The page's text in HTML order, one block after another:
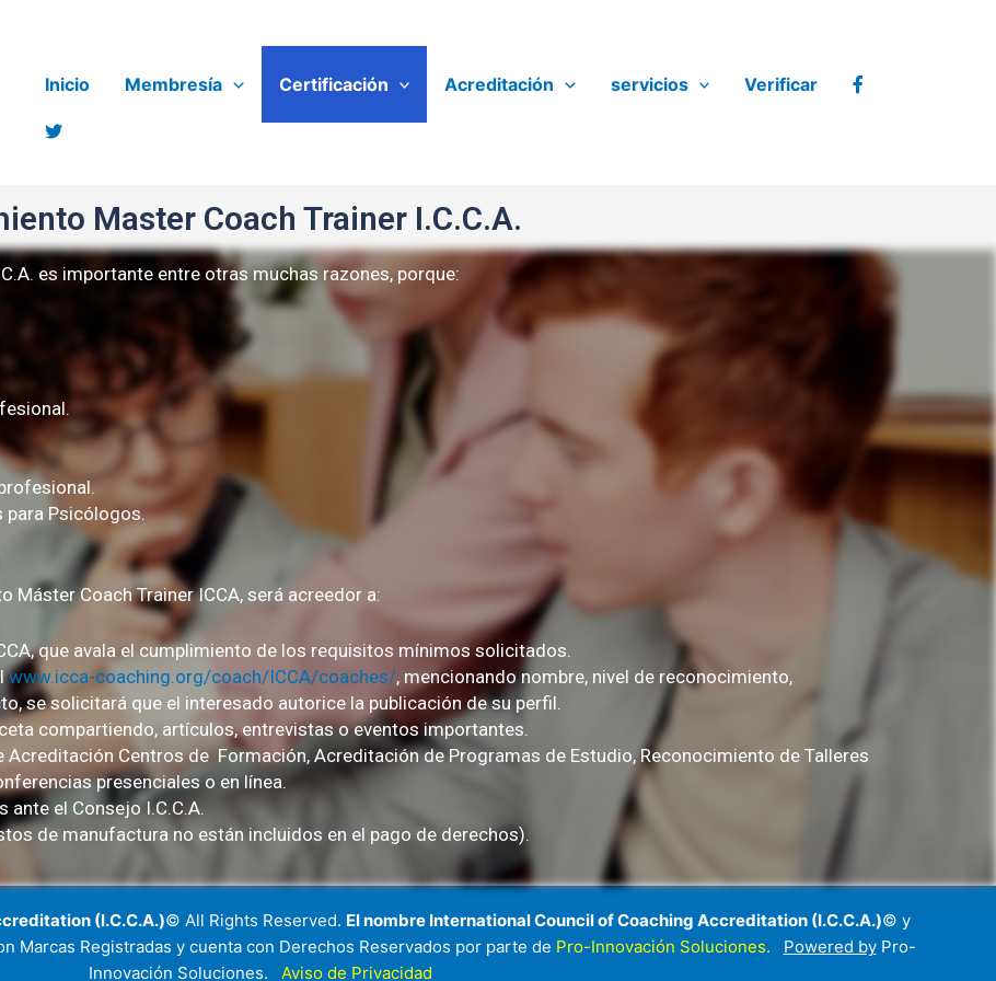
Inicio Membresía Certificación Acreditación servicios Verificar
Master Coach Trainer I.C.C.A.
es importante entre otras muchas razones, porque:
para Psicólogos.
Máster Coach Trainer ICCA, será acreedor a:
que avala el cumplimiento de los requisitos mínimos solicitados.
www.icca-coaching.org/coach/ICCA/coaches/, mencionando nombre, nivel de reconocimiento,
se solicitará que el interesado autorice la publicación de su perfil.
compartiendo, artículos, entrevistas o eventos importantes.
Centros de Formación, Acreditación de Programas de Estudio, Reconocimiento de Talleres
presenciales o en línea.
el Consejo I.C.C.A.
de manufactura no están incluidos en el pago de derechos).
(I.C.C.A.)© All Rights Reserved. El nombre International Council of Coaching Accreditation (I.C.C.A.)© y
Marcas Registradas y cuenta con Derechos Reservados por parte de Pro-Innovación Soluciones. Powered byPro-
Innovación Soluciones.
Aviso de Privacidad